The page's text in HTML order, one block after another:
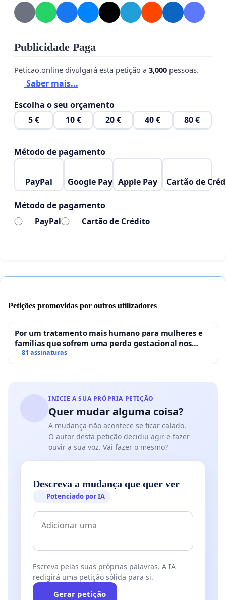
Com este abaixo-assinado, buscamos reunir vozes
de todos os blinks para demonstrar o quanto
inesquecível em nosso país. Vamos juntos mostrar
com a energia e o amor que só nós sabemos
oferecer! Assine e compartilhe para tornar esse
sonho realidade!
Publicidade Paga
Peticao.online divulgará esta petição a 3,000 pessoas.
Saber mais...
Escolha o seu orçamento
5 €
10 € 20 € 40 € 80 €
Método de pagamento
PayPal Google Pay Apple Pay Cartão de
Método de pagamento
PayPal Cartão de Crédito
Petições promovidas por outros utilizadores
Por um tratamento mais humano para mulheres e
famílias que sofrem uma perda gestacional nos
hospitais portugueses
81 assinaturas
INICIE A SUA PRÓPRIA PETIÇÃO
Quer mudar alguma coisa?
A mudança não acontece se ficar calado.
O autor desta petição decidiu agir e fazer
ouvir a sua voz. Vai fazer o mesmo?
Descreva a mudança que quer ver
Potenciado por IA
Escreva pelas suas próprias palavras. A IA
redigirá uma petição sólida para si.
Gerar petição